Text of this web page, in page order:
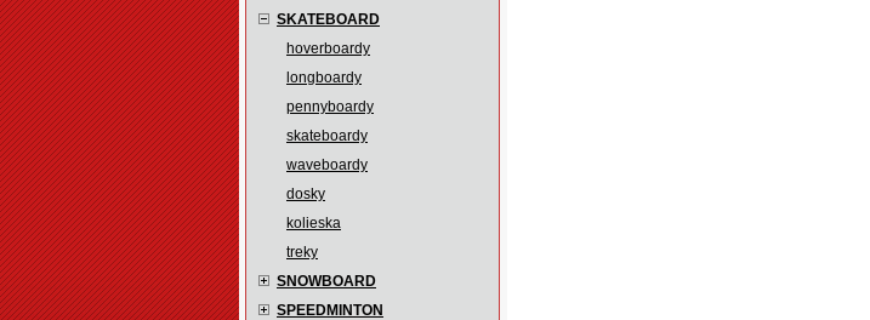
SKATEBOARD
hoverboardy
longboardy
pennyboardy
skateboardy
waveboardy
dosky
kolieska
treky
SNOWBOARD
SPEEDMINTON